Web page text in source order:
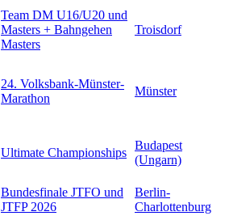
Team DM U16/U20 und
Masters + Bahngehen
Masters
Troisdorf
24. Volksbank-Münster-
Marathon
Münster
Ultimate Championships
Budapest
(Ungarn)
Bundesfinale JTFO und
JTFP 2026
Berlin-
Charlottenburg